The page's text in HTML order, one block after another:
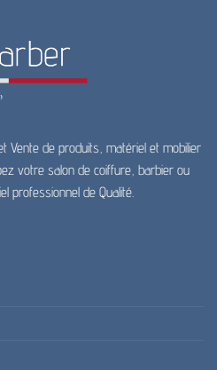
Vente de produits, matériel et mobilier
votre salon de coiffure, barbier ou
professionnel de Qualité.